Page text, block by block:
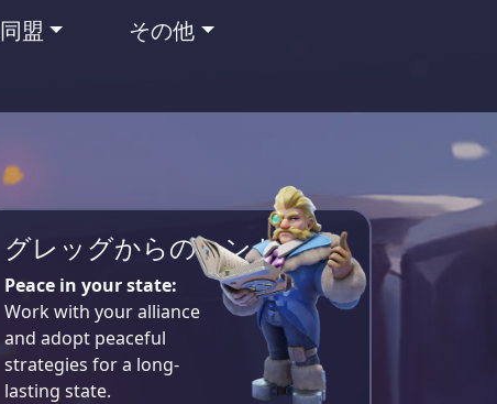
同盟
その他
グレッグからのヒント
Peace in your state:
Work with your alliance
and adopt peaceful
strategies for a long-
lasting state.